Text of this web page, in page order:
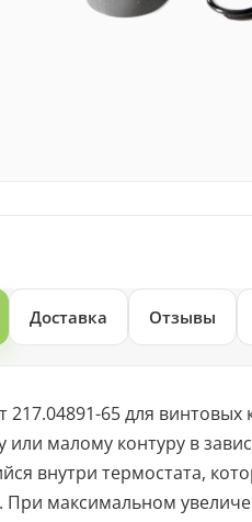
Доставка Отзывы
217.04891-65 для
малому контуру в
внутри термостата,
При максимальном